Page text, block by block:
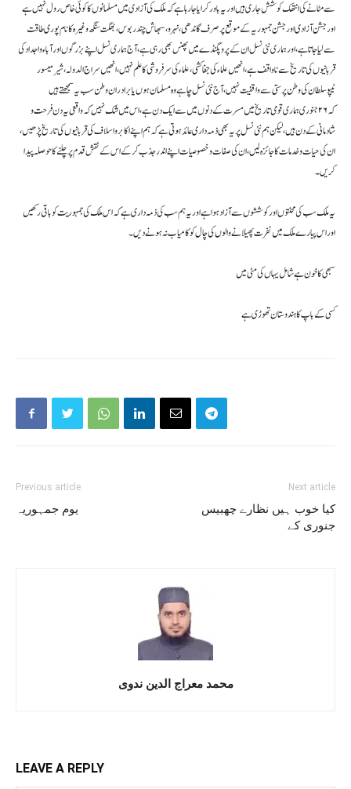
سے مٹانے کی انتھک کوشش جاری ہیں اور یہ باور کرایا جارہا ہے کہ ملک کی آزادی میں مسلمانوں کا کوئی خاص رول نہیں ہے
اور جشن آزادی اور جشن جمہوریہ کے موقع پر صرف گاندھی ، نہر و، سبھاش چندربوس، بھگت سنگھ وغیرہ کا نام پوری طاقت
سے لیا جاتاہے، او ر ہماری نئی نسل ان کےپروپگنڈے میں پھنس بھی رہی ہے، آج ہماری نسل اپنے بزرگوں اور آباء و اجداد کی
قربانیوں کی تاریخ سے ناواقف ہے، انھیں علماء کی جفاکشی ، علماء کی سرفروشی کا علم نہیں، انھیں سراج الدولہ، شیر میسور
ٹیپوسلطان کی وطن پرستی سے واقفیت نہیں، آج نئی نسل چاہے وہ مسلمان ہوں یا برادران وطن سب یہ سمجھتے ہیں
کہ ۲۶جنوری ہماری قومی تاریخ میں مسرت کے دنوں میں سے ایک دن ہے، اس میں شک نہیں کہ واقعی یہ دن فرحت و
شادمانی کے دن ہیں، لیکن ہم نئی نسل پر یہ بھی ذمہ داری عائد ہوتی ہے کہ ہم اپنے اکابر و اسلاف کی قربانیوں کی تاریخ پڑھیں،
ان کی حیات و خدمات کا جائزہ لیں، ان کی صفات و خصوصیات اپنے اندر جذب کرکے اس کے نقش قدم پر چلنے کا حوصلہ پیدا
کریں ۔
یہ ملک سب کی محنتوں اور کوششوں سے آزاد ہوا ہے اور یہ ہم سب کی ذمہ داری ہے کہ اس ملک کی جمہوریت کو باقی رکھیں
اور اس پیارے ملک میں نفرت پھیلا نے والوں کی چال کو کامیاب نہ ہونے دیں۔
سبھی کاخون ہے شامل یہاں کی مٹی میں
کسی کے باپ کا ہندوستان تھوڑی ہے
Previous article
یوم جمہوریہ
Next article
کیا خوب ہیں نظارے چھبیس
جنوری کے
محمد معراج الدین ندوی
LEAVE A REPLY